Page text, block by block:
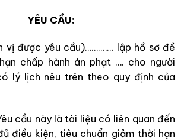
YÊU CẦU:
vị được yêu cầu)…….…… lập hồ sơ đề
chấp hành án phạt …. cho người
lý lịch nêu trên theo quy định của
cầu này là tài liệu có liên quan đến
điều kiện, tiêu chuẩn giảm thời hạn